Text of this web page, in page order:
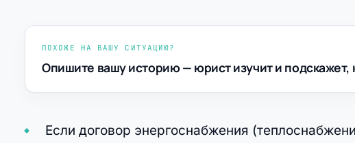
ПОХОЖЕ НА ВАШУ СИТУАЦИЮ?
Опишите вашу историю — юрист изучит и подскажет,
Если договор энергоснабжения